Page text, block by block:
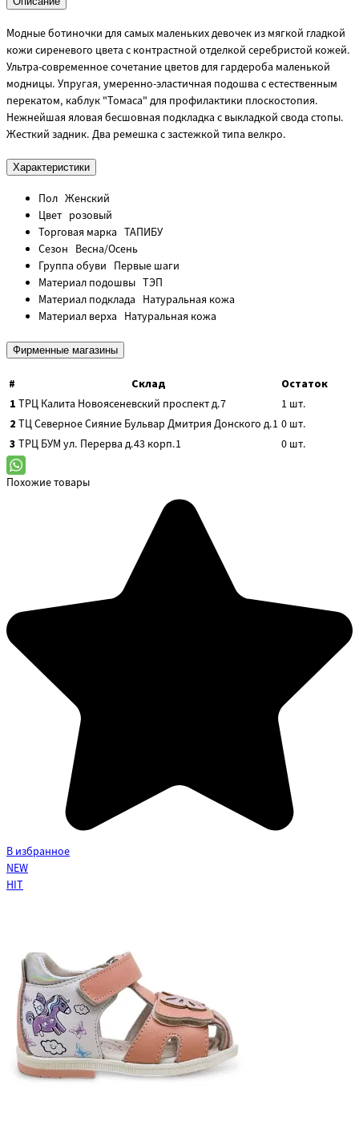
Модные ботиночки для самых маленьких девочек из мягкой гладкой
кожи сиреневого цвета с контрастной отделкой серебристой кожей.
Ультра-современное сочетание цветов для гардероба маленькой
модницы. Упругая, умеренно-эластичная подошва с естественным
перекатом, каблук "Томаса" для профилактики плоскостопия.
Нежнейшая яловая бесшовная подкладка с выкладкой свода стопы.
Жесткий задник. Два ремешка с застежкой типа велкро.
Характеристики
Пол Женский
Цвет розовый
Торговая марка ТАПИБУ
Сезон Весна/Осень
Группа обуви Первые шаги
Материал подошвы ТЭП
Материал подклада Натуральная кожа
Материал верха Натуральная кожа
Фирменные магазины
# Склад
Остаток
1 ТРЦ Калита Новоясеневский проспект д.7 1 шт.
2 ТЦ Северное Сияние Бульвар Дмитрия Донского д.1 0 шт.
3 ТРЦ БУМ ул. Перерва д.43 корп.1 0 шт.
Похожие товары
В избранное
NEW
HIT